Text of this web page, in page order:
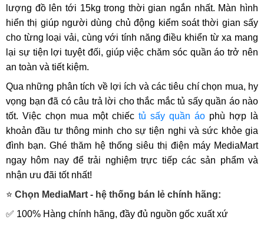
lượng đồ lên tới 15kg trong thời gian ngắn nhất. Màn hình
hiển thị giúp người dùng chủ động kiểm soát thời gian sấy
cho từng loại vải, cùng với tính năng điều khiển từ xa mang
lại sự tiện lợi tuyệt đối, giúp việc chăm sóc quần áo trở nên
an toàn và tiết kiệm.
Qua những phân tích về lợi ích và các tiêu chí chọn mua, hy
vọng bạn đã có câu trả lời cho thắc mắc tủ sấy quần áo nào
tốt. Việc chọn mua một chiếc tủ sấy quần áo phù hợp là
khoản đầu tư thông minh cho sự tiện nghi và sức khỏe gia
đình bạn. Ghé thăm hệ thống siêu thị điện máy MediaMart
ngay hôm nay để trải nghiệm trực tiếp các sản phẩm và
nhận ưu đãi tốt nhất!
⭐ Chọn MediaMart - hệ thống bán lẻ chính hãng:
✅ 100% Hàng chính hãng, đầy đủ nguồn gốc xuất xứ